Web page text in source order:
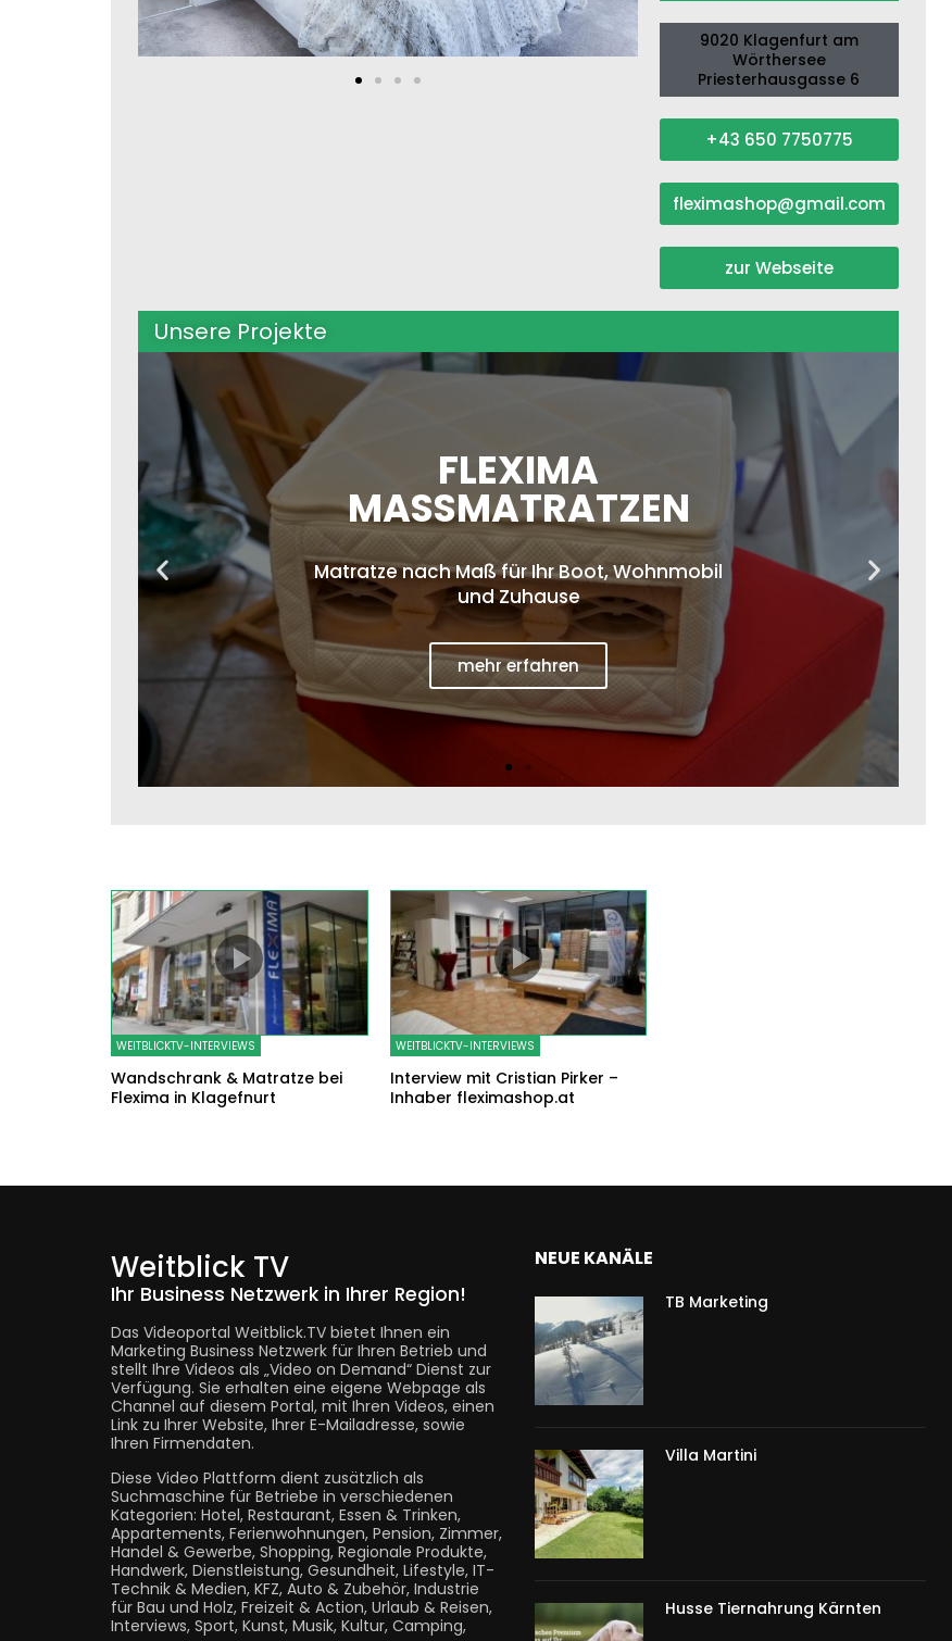
Sie die Details durch
und stimmen Sie der
Nutzung des Service
zu, um diese Karte
MEHR
INFORMATIONEN
AKZEPTIEREN
Powered by
Usercentrics Consent
Management Platform
9020 Klagenfurt am
Wörthersee
Priesterhausgasse 6
+43 650 7750775
fleximashop@gmail.com
zur Webseite
Unsere Projekte
WEITBLICKTV-INTERVIEWS
Wandschrank & Matratze bei
Flexima in Klagefnurt
WEITBLICKTV-INTERVIEWS
Interview mit Cristian Pirker –
Inhaber fleximashop.at
Weitblick TV
Ihr Business Netzwerk in Ihrer Region!
Das Videoportal Weitblick.TV bietet Ihnen ein
Marketing Business Netzwerk für Ihren Betrieb und
stellt Ihre Videos als „Video on Demand“ Dienst zur
Verfügung. Sie erhalten eine eigene Webpage als
Channel auf diesem Portal, mit Ihren Videos, einen
Link zu Ihrer Website, Ihrer E-Mailadresse, sowie
Ihren Firmendaten.
Diese Video Plattform dient zusätzlich als
Suchmaschine für Betriebe in verschiedenen
Kategorien: Hotel, Restaurant, Essen & Trinken,
Appartements, Ferienwohnungen, Pension, Zimmer,
Handel & Gewerbe, Shopping, Regionale Produkte,
Handwerk, Dienstleistung, Gesundheit, Lifestyle, IT-
Technik & Medien, KFZ, Auto & Zubehör, Industrie
für Bau und Holz, Freizeit & Action, Urlaub & Reisen,
Interviews, Sport, Kunst, Musik, Kultur, Camping,
NEUE KANÄLE
TB Marketing
Villa Martini
Husse Tiernahrung Kärnten